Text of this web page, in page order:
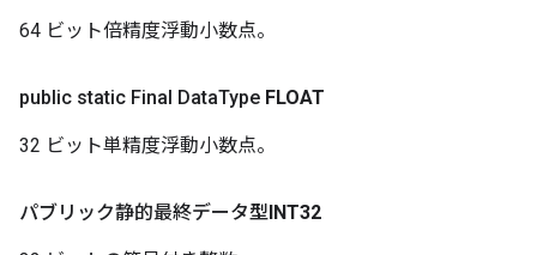
64 ビット倍精度浮動小数点。
public static Final DataType FLOAT
32 ビット単精度浮動小数点。
パブリック静的最終データ型INT32